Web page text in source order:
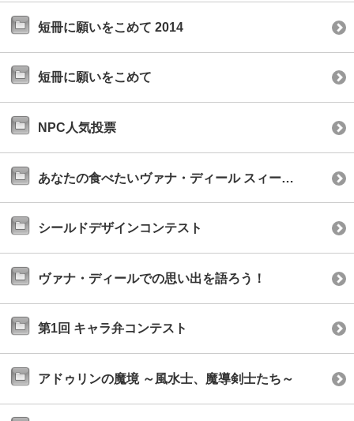
短冊に願いをこめて 2014
短冊に願いをこめて
NPC人気投票
あなたの食べたいヴァナ・ディール スィーツ募集
シールドデザインコンテスト
ヴァナ・ディールでの思い出を語ろう！
第1回 キャラ弁コンテスト
アドゥリンの魔境 ～風水士、魔導剣士たち～